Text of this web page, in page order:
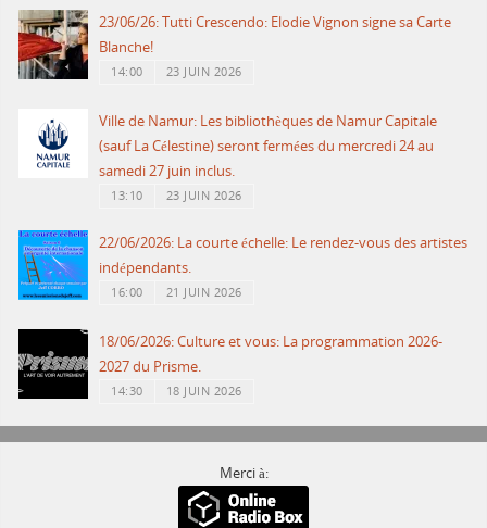
23/06/26: Tutti Crescendo: Elodie Vignon signe sa Carte
Blanche!
14:00 23 JUIN 2026
Ville de Namur: Les bibliothèques de Namur Capitale
(sauf La Célestine) seront fermées du mercredi 24 au
samedi 27 juin inclus.
13:10 23 JUIN 2026
22/06/2026: La courte échelle: Le rendez-vous des artistes
indépendants.
16:00 21 JUIN 2026
18/06/2026: Culture et vous: La programmation 2026-
2027 du Prisme.
14:30 18 JUIN 2026
Merci à: